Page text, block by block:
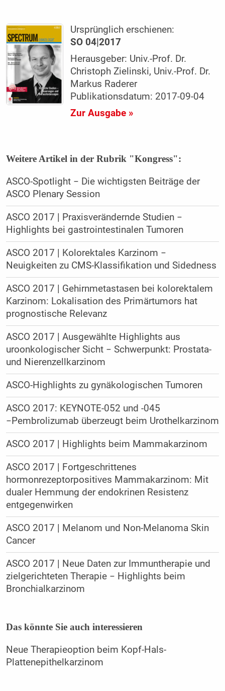
Ursprünglich erschienen:
SO 04|2017
Herausgeber: Univ.-Prof. Dr.
Christoph Zielinski, Univ.-Prof. Dr.
Markus Raderer
Publikationsdatum: 2017-09-04
Zur Ausgabe »
Weitere Artikel in der Rubrik "Kongress":
ASCO-Spotlight − Die wichtigsten Beiträge der
ASCO Plenary Session
ASCO 2017 | Praxisverändernde Studien −
Highlights bei gastrointestinalen Tumoren
ASCO 2017 | Kolorektales Karzinom −
Neuigkeiten zu CMS-Klassifikation und Sidedness
ASCO 2017 | Gehirnmetastasen bei kolorektalem
Karzinom: Lokalisation des Primärtumors hat
prognostische Relevanz
ASCO 2017 | Ausgewählte Highlights aus
uroonkologischer Sicht − Schwerpunkt: Prostata-
und Nierenzellkarzinom
ASCO-Highlights zu gynäkologischen Tumoren
ASCO 2017: KEYNOTE-052 und -045
−Pembrolizumab überzeugt beim Urothelkarzinom
ASCO 2017 | Highlights beim Mammakarzinom
ASCO 2017 | Fortgeschrittenes
hormonrezeptorpositives Mammakarzinom: Mit
dualer Hemmung der endokrinen Resistenz
entgegenwirken
ASCO 2017 | Melanom und Non-Melanoma Skin
Cancer
ASCO 2017 | Neue Daten zur Immuntherapie und
zielgerichteten Therapie − Highlights beim
Bronchialkarzinom
Das könnte Sie auch interessieren
Neue Therapieoption beim Kopf-Hals-
Plattenepithelkarzinom